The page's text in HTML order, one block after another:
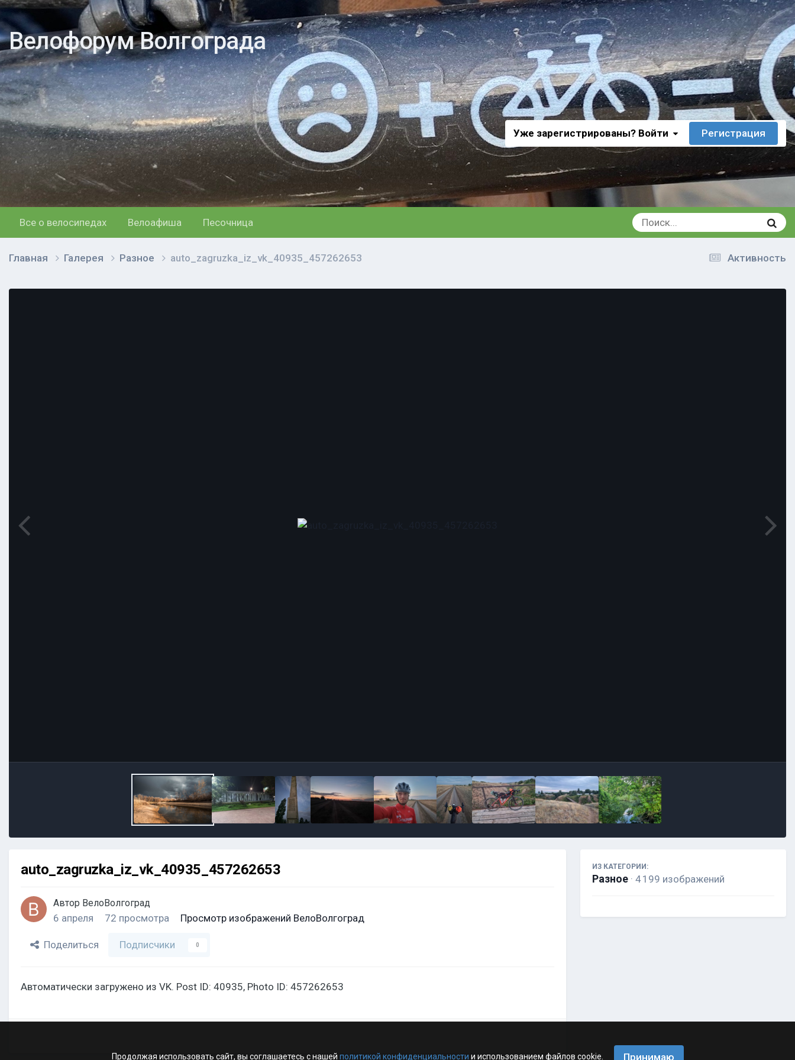
Велофорум Волгограда
Уже зарегистрированы? Войти Регистрация
Все о велосипедах Велоафиша Песочница
Активность
Главная Галерея Разное auto_zagruzka_iz_vk_40935_457262653
auto_zagruzka_iz_vk_40935_457262653
Автор ВелоВолгоград
6 апреля 72 просмотра Просмотр изображений ВелоВолгоград
Поделиться Подписчики 0
Автоматически загружено из VK. Post ID: 40935, Photo ID: 457262653
ИЗ КАТЕГОРИИ:
Разное · 4 199 изображений
Продолжая использовать сайт, вы соглашаетесь с нашей политикой конфиденциальности и использованием файлов cookie. Принимаю